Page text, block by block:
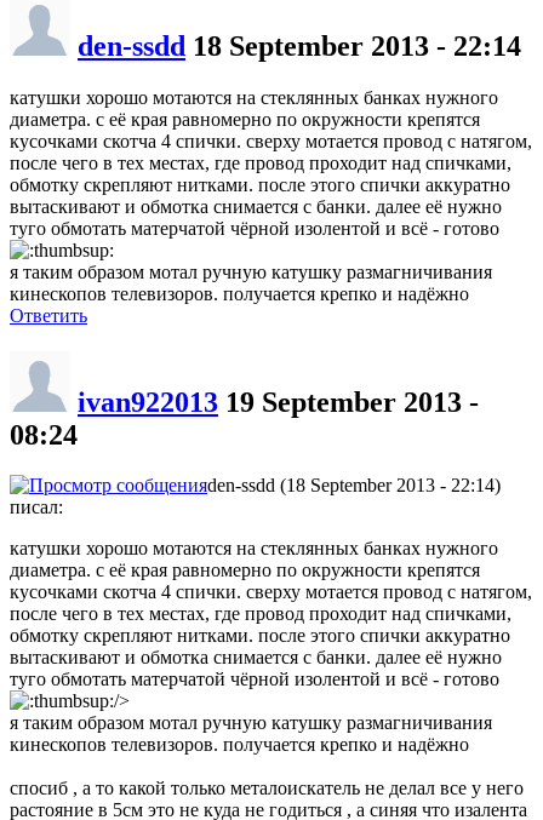
den-ssdd 18 September 2013 - 22:14
катушки хорошо мотаются на стеклянных банках нужного
диаметра. с её края равномерно по окружности крепятся
кусочками скотча 4 спички. сверху мотается провод с натягом,
после чего в тех местах, где провод проходит над спичками,
обмотку скрепляют нитками. после этого спички аккуратно
вытаскивают и обмотка снимается с банки. далее её нужно
туго обмотать матерчатой чёрной изолентой и всё - готово
я таким образом мотал ручную катушку размагничивания
кинескопов телевизоров. получается крепко и надёжно
Ответить
ivan922013 19 September 2013 -
08:24
den-ssdd (18 September 2013 - 22:14)
писал:
катушки хорошо мотаются на стеклянных банках нужного
диаметра. с её края равномерно по окружности крепятся
кусочками скотча 4 спички. сверху мотается провод с натягом,
после чего в тех местах, где провод проходит над спичками,
обмотку скрепляют нитками. после этого спички аккуратно
вытаскивают и обмотка снимается с банки. далее её нужно
туго обмотать матерчатой чёрной изолентой и всё - готово
/>
я таким образом мотал ручную катушку размагничивания
кинескопов телевизоров. получается крепко и надёжно
спосиб , а то какой только металоискатель не делал все у него
растояние в 5см это не куда не годиться , а синяя что изалента